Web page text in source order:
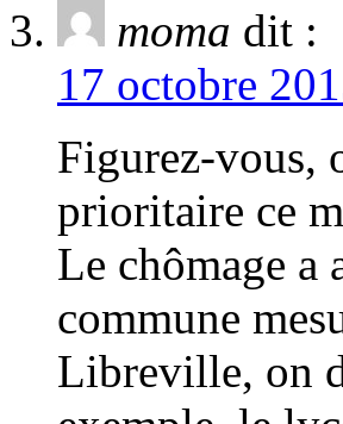
moma dit :
17 octobre
Figurez-vous,
prioritaire ce
Le chômage a
commune
Libreville, on